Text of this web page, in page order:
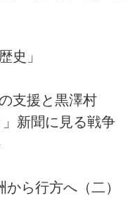
史」
支援と黒澤村
新聞に見る戦争
ら行方へ（二）